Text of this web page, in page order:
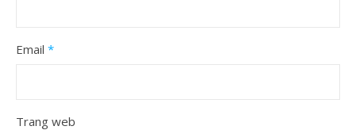
Email *
Trang web